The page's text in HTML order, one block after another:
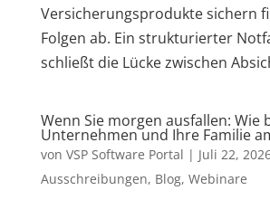
Versicherungsprodukte sichern
Folgen ab. Ein strukturierter
schließt die Lücke zwischen
Wenn Sie morgen ausfallen: Wie
Unternehmen und Ihre Familie
von VSP Software Portal | Juli 22,
Ausschreibungen, Blog, Webinare